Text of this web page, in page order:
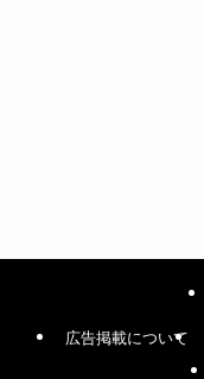
広告掲載について